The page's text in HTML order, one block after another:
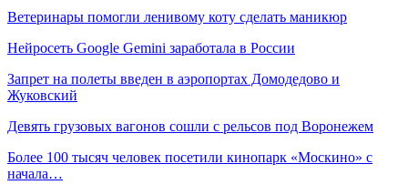
Ветеринары помогли ленивому коту сделать маникюр
Нейросеть Google Gemini заработала в России
Запрет на полеты введен в аэропортах Домодедово и
Жуковский
Девять грузовых вагонов сошли с рельсов под Воронежем
Более 100 тысяч человек посетили кинопарк «Москино» с
начала…